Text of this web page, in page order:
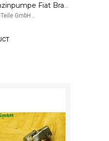
Kraftstoffpumpe Benzinpumpe Fiat Bravo Bosch 0580304223
GmbH ..